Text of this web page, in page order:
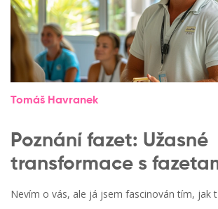
Tomáš Havranek
Poznání fazet: Užasné
transformace s
Nevím o vás, ale já jsem fascinován tím, jak